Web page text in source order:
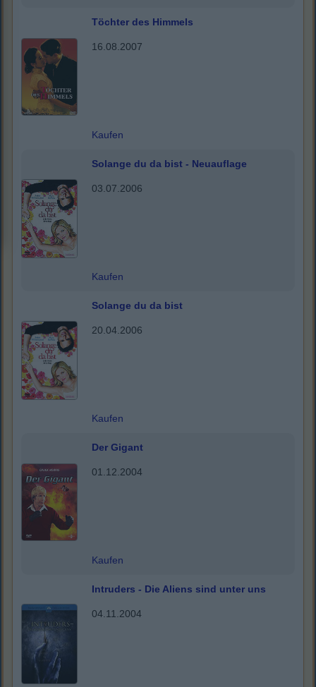
Töchter des Himmels
16.08.2007
Kaufen
Solange du da bist - Neuauflage
03.07.2006
Kaufen
Solange du da bist
20.04.2006
Kaufen
Der Gigant
01.12.2004
Kaufen
Intruders - Die Aliens sind unter uns
04.11.2004